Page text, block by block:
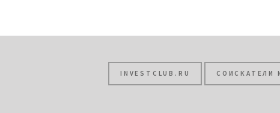
INVESTCLUB.RU СОИСКАТЕЛИ